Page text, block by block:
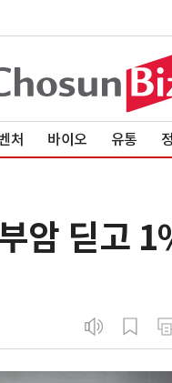
처 바이오 유통
암 딛고